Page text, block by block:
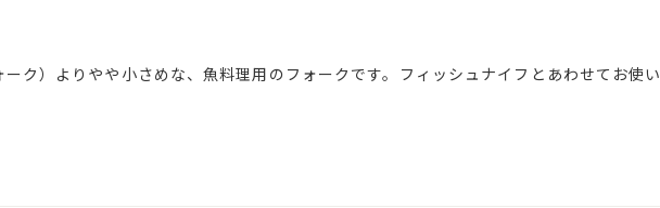
ク）よりやや小さめな、魚料理用のフォークです。フィッシュナイフとあわせてお使い